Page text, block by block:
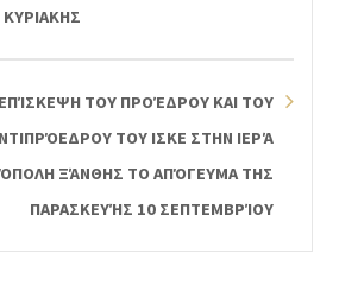
ΤΟΥ ΠΡΟΈΔΡΟΥ ΚΑΙ ΤΟΥ
ΤΟΥ ΙΣΚΕ ΣΤΗΝ ΙΕΡΆ
ΞΆΝΘΗΣ ΤΟ ΑΠΌΓΕΥΜΑ ΤΗΣ
ΠΑΡΑΣΚΕΥΉΣ 10 ΣΕΠΤΕΜΒΡΊΟΥ